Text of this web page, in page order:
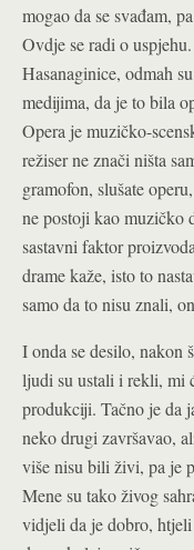
mogao da se svađam,
Ovdje se radi o
Hasanaginice, odmah
medijima, da je to bila
Opera je muzičko-
režiser ne znači ništa
gramofon, slušate
ne postoji kao muzičko
sastavni faktor
drame kaže, isto to
samo da to nisu znali,
I onda se desilo, nakon
ljudi su ustali i rekli, mi
produkciji. Tačno je da
neko drugi završavao,
više nisu bili živi, pa je
Mene su tako živog
vidjeli da je dobro,